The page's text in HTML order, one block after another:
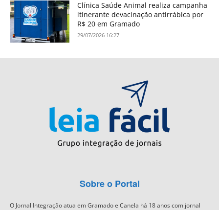
Clínica Saúde Animal realiza campanha
itinerante devacinação antirrábica por
R$ 20 em Gramado
29/07/2026 16:27
Sobre o Portal
O Jornal Integração atua em Gramado e Canela há 18 anos com jornal